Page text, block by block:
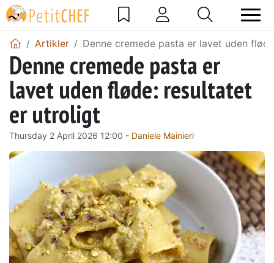
Artikler Denne cremede pasta er lavet uden
Denne cremede pasta er
lavet uden fløde: resultatet
er utroligt
Thursday 2 April 2026 12:00 - Daniele Mainieri